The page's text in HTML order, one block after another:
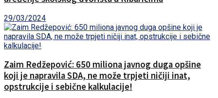
29/03/2024
Zaim Redžepović: 650 miliona javnog duga opšine
koji je napravila SDA, ne može trpjeti ničiji inat,
opstrukcije i sebične kalkulacije!